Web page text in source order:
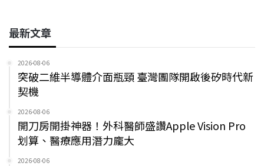
最新文章
2026-08-06
突破二維半導體介面瓶頸 臺灣團隊開啟後矽時代新
契機
2026-08-06
開刀房開掛神器！外科醫師盛讚Apple Vision Pro
划算、醫療應用潛力龐大
2026-08-06